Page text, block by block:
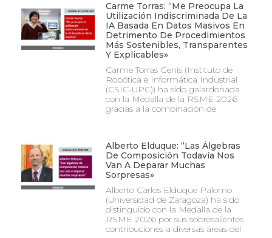
Carme Torras: “Me Preocupa La
Utilización Indiscriminada De La
IA Basada En Datos Masivos En
Detrimento De Procedimientos
Más Sostenibles, Transparentes
Y Explicables»
Carme Torras Genís (Instituto de
Robótica e Informática Industrial
(CSIC-UPC)) ha sido galardonada
con la Medalla de la RSME 2026
gracias a la combinación de
Alberto Elduque: “Las Álgebras
De Composición Todavía Nos
Van A Deparar Muchas
Sorpresas»
Alberto Carlos Elduque Palomo
(Universidad de Zaragoza) ha sido
distinguido con la Medalla de la
RSME 2026 por sus sobresalientes
contribuciones a diversas áreas del